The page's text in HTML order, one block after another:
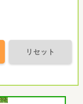
リセット